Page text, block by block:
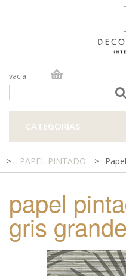
vacía
CATEGORÍAS
> PAPEL PINTADO >
papel
gris